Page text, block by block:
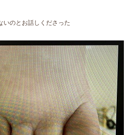
いのとお話しくださった